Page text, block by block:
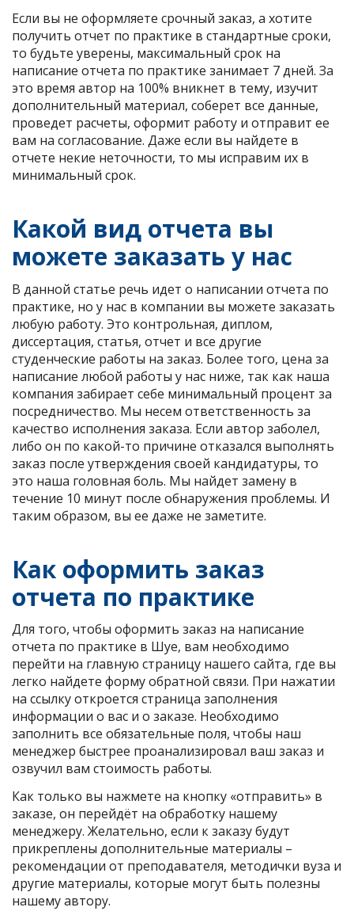
Если вы не оформляете срочный заказ, а хотите
получить отчет по практике в стандартные сроки,
то будьте уверены, максимальный срок на
написание отчета по практике занимает 7 дней. За
это время автор на 100% вникнет в тему, изучит
дополнительный материал, соберет все данные,
проведет расчеты, оформит работу и отправит ее
вам на согласование. Даже если вы найдете в
отчете некие неточности, то мы исправим их в
минимальный срок.
Какой вид отчета вы
можете заказать у нас
В данной статье речь идет о написании отчета по
практике, но у нас в компании вы можете заказать
любую работу. Это контрольная, диплом,
диссертация, статья, отчет и все другие
студенческие работы на заказ. Более того, цена за
написание любой работы у нас ниже, так как наша
компания забирает себе минимальный процент за
посредничество. Мы несем ответственность за
качество исполнения заказа. Если автор заболел,
либо он по какой-то причине отказался выполнять
заказ после утверждения своей кандидатуры, то
это наша головная боль. Мы найдет замену в
течение 10 минут после обнаружения проблемы. И
таким образом, вы ее даже не заметите.
Как оформить заказ
отчета по практике
Для того, чтобы оформить заказ на написание
отчета по практике в Шуе, вам необходимо
перейти на главную страницу нашего сайта, где вы
легко найдете форму обратной связи. При нажатии
на ссылку откроется страница заполнения
информации о вас и о заказе. Необходимо
заполнить все обязательные поля, чтобы наш
менеджер быстрее проанализировал ваш заказ и
озвучил вам стоимость работы.
Как только вы нажмете на кнопку «отправить» в
заказе, он перейдёт на обработку нашему
менеджеру. Желательно, если к заказу будут
прикреплены дополнительные материалы –
рекомендации от преподавателя, методички вуза и
другие материалы, которые могут быть полезны
нашему автору.